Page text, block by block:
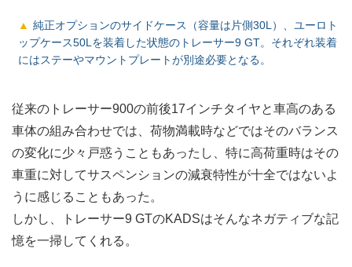
純正オプションのサイドケース（容量は片側30L）、ユーロト
ップケース50Lを装着した状態のトレーサー9 GT。それぞれ装着
にはステーやマウントプレートが別途必要となる。
従来のトレーサー900の前後17インチタイヤと車高のある
車体の組み合わせでは、荷物満載時などではそのバランス
の変化に少々戸惑うこともあったし、特に高荷重時はその
車重に対してサスペンションの減衰特性が十全ではないよ
うに感じることもあった。
しかし、トレーサー9 GTのKADSはそんなネガティブな記
憶を一掃してくれる。